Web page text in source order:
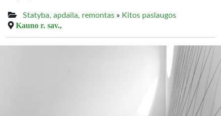
Statyba, apdaila, remontas » Kitos paslaugos
Kauno r. sav.,